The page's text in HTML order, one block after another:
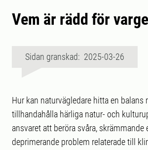
Vem är rädd för
Sidan granskad: 2025-03-26
Hur kan naturvägledare hitta en balans
tillhandahålla härliga natur- och
ansvaret att beröra svåra, skrämmande
deprimerande problem relaterade till